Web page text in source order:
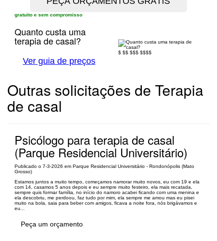
gratuito e sem compromisso
Quanto custa uma
terapia de casal?
Ver guia de preços
$ $$ $$$ $$$$
Outras solicitações de Terapia
de casal
Psicólogo para terapia de casal
(Parque Residencial Universitário)
Publicado o 7-3-2026 em Parque Residencial Universitário - Rondonópolis (Mato
Grosso)
Estamos juntos a muito tempo, começamos namorar muito novos, eu com 19 e ela
com 14, casamos 5 anos depois e eu sempre muito festeiro, ela mais recatada,
sempre quis formar família, no início do namoro acabei ficando com uma menina e
ela descobriu, me perdoou, faz tudo por mim, ela sempre me amou mas eu pisei
muito na bola, saia para beber com amigos, ficava a noite fora, nós brigávamos e
eu...
Peça um orçamento